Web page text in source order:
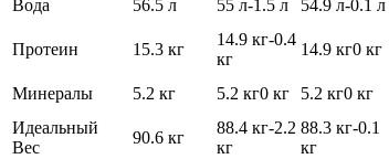
Вода 56.5 л 55 л-1.5 л 54.9 л-0.1 л
Протеин 15.3 кг
14.9 кг-0.4
кг
14.9 кг0 кг
Минералы
5.2 кг 5.2 кг0 кг 5.2 кг0 кг
Идеальный
Вес
90.6 кг
88.4 кг-2.2
кг
88.3 кг-0.1
кг